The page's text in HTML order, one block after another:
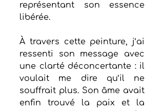
représentant son essence
libérée.
À travers cette peinture, j’ai
ressenti son message avec
une clarté déconcertante : il
voulait me dire qu’il ne
souffrait plus. Son âme avait
enfin trouvé la paix et la